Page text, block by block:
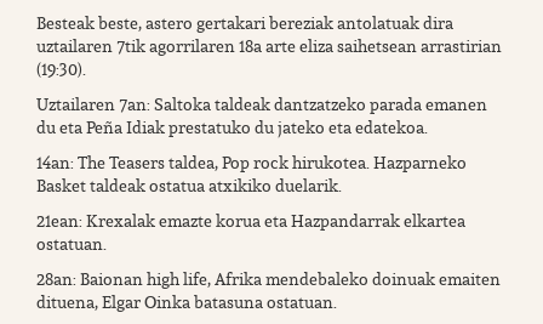
Besteak beste, astero gertakari bereziak antolatuak dira
uztailaren 7tik agorrilaren 18a arte eliza saihetsean arrastirian
(19:30).
Uztailaren 7an: Saltoka taldeak dantzatzeko parada emanen
du eta Peña Idiak prestatuko du jateko eta edatekoa.
14an: The Teasers taldea, Pop rock hirukotea. Hazparneko
Basket taldeak ostatua atxikiko duelarik.
21ean: Krexalak emazte korua eta Hazpandarrak elkartea
ostatuan.
28an: Baionan high life, Afrika mendebaleko doinuak emaiten
dituena, Elgar Oinka batasuna ostatuan.